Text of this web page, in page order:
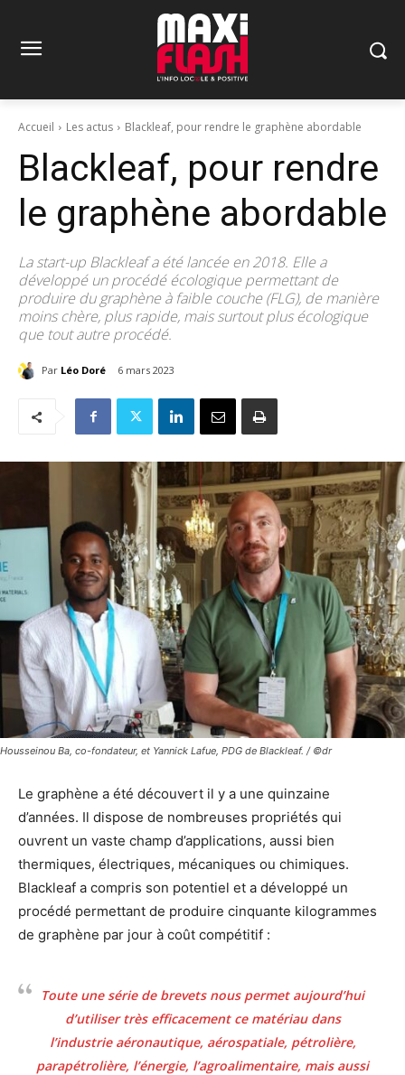
Accueil Les actus Blackleaf, pour rendre le graphène abordable
Blackleaf, pour rendre
le graphène abordable
La start-up Blackleaf a été lancée en 2018. Elle a
développé un procédé écologique permettant de
produire du graphène à faible couche (FLG), de manière
moins chère, plus rapide, mais surtout plus écologique
que tout autre procédé.
Par Léo Doré 6 mars 2023
Housseinou Ba, co-fondateur, et Yannick Lafue, PDG de Blackleaf. / ©dr
Le graphène a été découvert il y a une quinzaine
d’années. Il dispose de nombreuses propriétés qui
ouvrent un vaste champ d’applications, aussi bien
thermiques, électriques, mécaniques ou chimiques.
Blackleaf a compris son potentiel et a développé un
procédé permettant de produire cinquante kilogrammes
de graphène par jour à coût compétitif :
Toute une série de brevets nous permet aujourd’hui
d’utiliser très efficacement ce matériau dans
l’industrie aéronautique, aérospatiale, pétrolière,
parapétrolière, l’énergie, l’agroalimentaire, mais aussi